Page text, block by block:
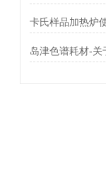
卡氏样品加热炉